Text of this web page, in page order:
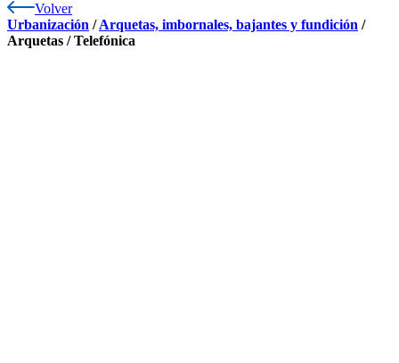
Volver
Urbanización /Arquetas, imbornales, bajantes y fundición /
Arquetas /Telefónica